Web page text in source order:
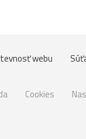
webu
Cookies